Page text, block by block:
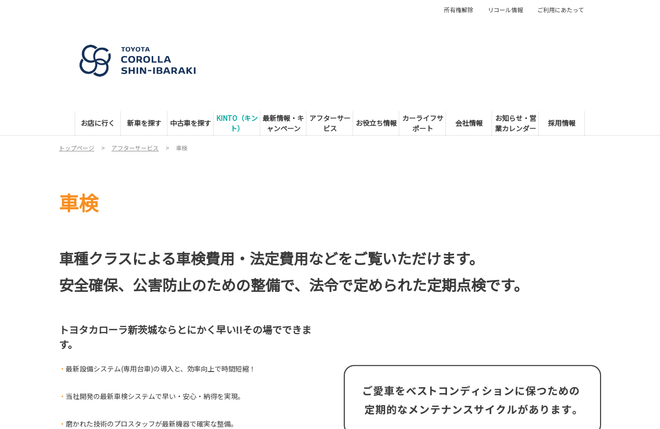
お店に行く 新車を探す 中古車を探す KINTO（キン
ト）
最新情報・キ
ャンペーン
アフターサー
ビス
お役立ち情報 カーライフサ
ポート
会社情報
お知らせ・営
業カレンダー
採用情報
所有権解除 リコール情報 ご利用にあたって
トップページ アフターサービス 車検
車検
車種クラスによる車検費用・法定費用などをご覧いただけます。
安全確保、公害防止のための整備で、法令で定められた定期点検です。
トヨタカローラ新茨城ならとにかく早い!!その場でできま
す。
・ 最新設備システム(専用台車)の導入と、効率向上で時間短縮！
・ 当社開発の最新車検システムで早い・安心・納得を実現。
・ 磨かれた技術のプロスタッフが最新機器で確実な整備。